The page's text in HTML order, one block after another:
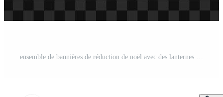
ensemble de bannières de réduction de noël avec des lanternes et des cadeaux vintage Vecteur Gratuit